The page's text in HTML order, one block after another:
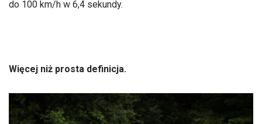
do 100 km/h w 6,4 sekundy.
Więcej niż prosta definicja.